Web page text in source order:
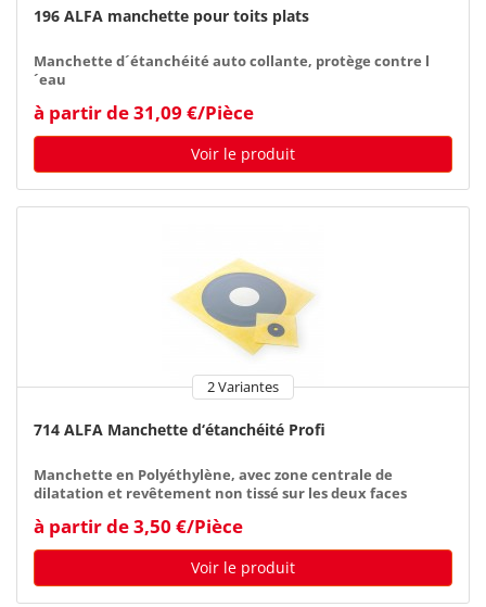
196 ALFA manchette pour toits plats
Manchette d´étanchéité auto collante, protège contre l
´eau
à partir de 31,09 €/Pièce
Voir le produit
2 Variantes
714 ALFA Manchette d‘étanchéité Profi
Manchette en Polyéthylène, avec zone centrale de
dilatation et revêtement non tissé sur les deux faces
à partir de 3,50 €/Pièce
Voir le produit